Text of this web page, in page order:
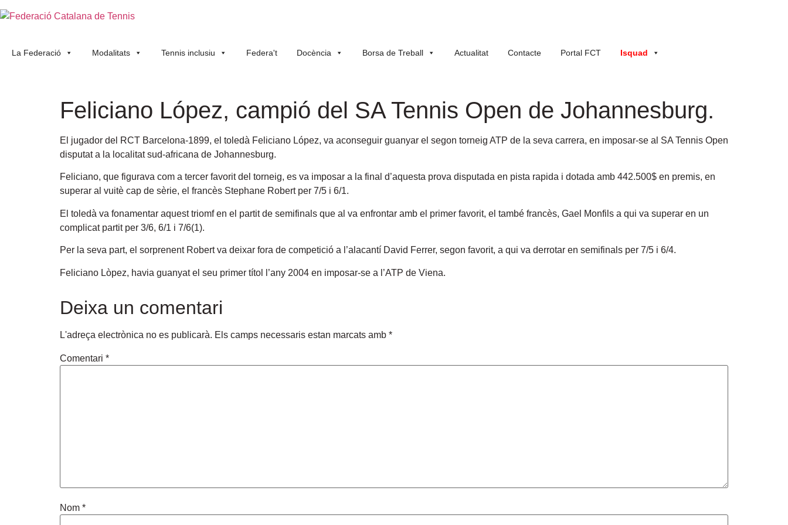
La Federació Modalitats Tennis inclusiu Federa't Docència Borsa de Treball Actualitat Contacte Portal FCT Isquad
Feliciano López, campió del SA Tennis Open de Johannesburg.
El jugador del RCT Barcelona-1899, el toledà Feliciano López, va aconseguir guanyar el segon torneig ATP de la seva carrera, en imposar-se al SA Tennis Open
disputat a la localitat sud-africana de Johannesburg.
Feliciano, que figurava com a tercer favorit del torneig, es va imposar a la final d’aquesta prova disputada en pista rapida i dotada amb 442.500$ en premis, en
superar al vuitè cap de sèrie, el francès Stephane Robert per 7/5 i 6/1.
El toledà va fonamentar aquest triomf en el partit de semifinals que al va enfrontar amb el primer favorit, el també francès, Gael Monfils a qui va superar en un
complicat partit per 3/6, 6/1 i 7/6(1).
Per la seva part, el sorprenent Robert va deixar fora de competició a l’alacantí David Ferrer, segon favorit, a qui va derrotar en semifinals per 7/5 i 6/4.
Feliciano Lòpez, havia guanyat el seu primer títol l’any 2004 en imposar-se a l’ATP de Viena.
Deixa un comentari
L'adreça electrònica no es publicarà. Els camps necessaris estan marcats amb *
Comentari *
Nom *